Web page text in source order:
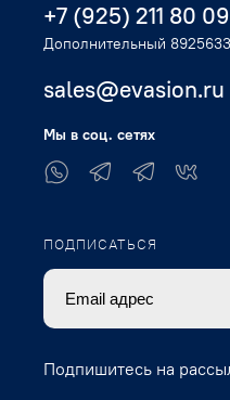
+7 (925) 211 80 09
Дополнительный
sales@evasion.ru
Мы в соц. сетях
ПОДПИСАТЬСЯ
Подпишитесь на